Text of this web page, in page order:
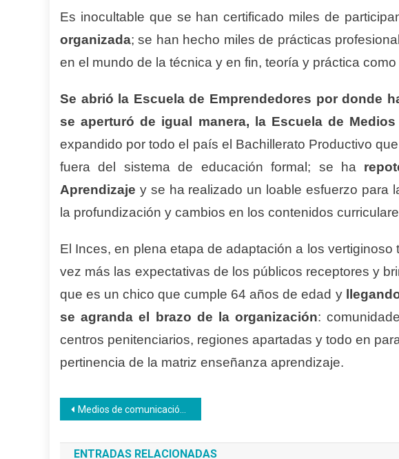
Es inocultable que se han certificado miles de
organizada; se han hecho miles de prácticas
en el mundo de la técnica y en fin, teoría y práctica
Se abrió la Escuela de Emprendedores por donde
se aperturó de igual manera, la Escuela de
expandido por todo el país el Bachillerato Productivo
fuera del sistema de educación formal; se ha
Aprendizaje y se ha realizado un loable esfuerzo para
la profundización y cambios en los contenidos
El Inces, en plena etapa de adaptación a los
vez más las expectativas de los públicos receptores y
que es un chico que cumple 64 años de edad y
se agranda el brazo de la organización:
centros penitenciarios, regiones apartadas y todo en
pertinencia de la matriz enseñanza aprendizaje.
Navegación
de
Medios de comunicación visitaron ambientes de formación Inces
ENTRADAS RELACIONADAS